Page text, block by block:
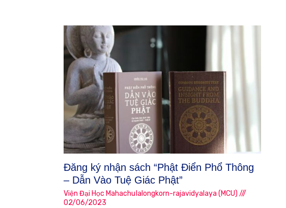
Đăng ký nhận sách “Phật Điển Phổ Thông
– Dẫn Vào Tuệ Giác Phật”
Viện Đại Học Mahachulalongkorn-rajavidyalaya (MCU)
02/06/2023